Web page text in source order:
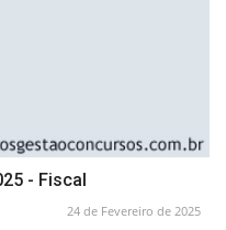
- Fiscal
24 de Fevereiro de 2025